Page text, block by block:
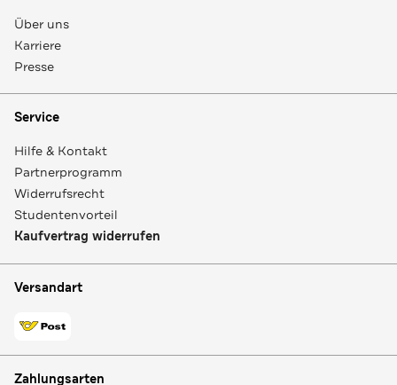
Über uns
Karriere
Presse
Service
Hilfe & Kontakt
Partnerprogramm
Widerrufsrecht
Studentenvorteil
Kaufvertrag widerrufen
Versandart
Zahlungsarten